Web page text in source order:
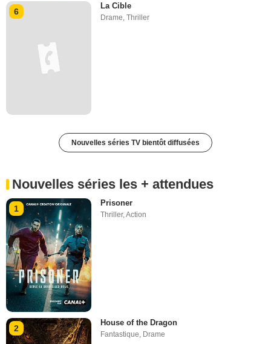
6
La Cible
Drame ,Thriller
Nouvelles séries TV bientôt diffusées
Nouvelles séries les + attendues
1
Prisoner
Thriller,Action
2
House of the Dragon
Fantastique, Drame